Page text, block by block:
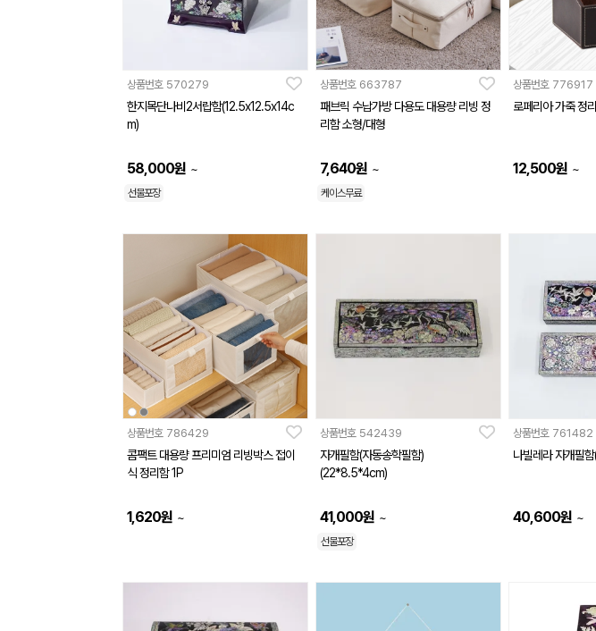
상품번호 570279
한지목단나비2서랍함(12.5x12.5x14c
m)
58,000원 ~
선물포장
상품번호 663787
패브릭 수납가방 다용도 대용량 리빙 정
리함 소형/대형
7,640원 ~
케이스무료
상품번호 776917
로페리아 가죽 정
12,500원 ~
상품번호 786429
콤팩트 대용량 프리미엄 리빙박스 접이
식 정리함 1P
1,620원 ~
상품번호 542439
자개필함(자동송학필함)
(22*8.5*4cm)
41,000원 ~
선물포장
상품번호 761482
나빌레라 자개필
40,600원 ~